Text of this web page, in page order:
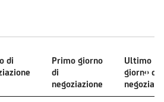
di
Primo giorno
di
negoziazione
Ultimo
giorno di